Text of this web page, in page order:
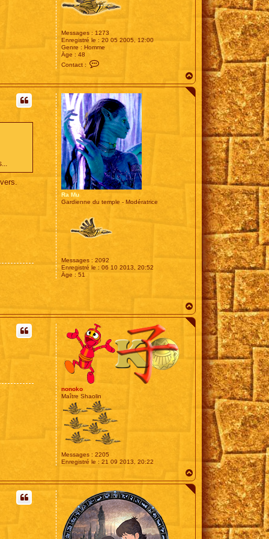
Messages : 1273
Enregistré le : 20 05 2005, 12:00
Genre : Homme
Âge : 48
Contact :
t
c
t
e
r
R
o
u
t
a
r
a
u
Ra Mu
Gardienne du temple - Modératrice
Messages : 2092
Enregistré le : 06 10 2013, 20:52
Âge : 51
a
u
nonoko
Maître Shaolin
Messages : 2205
Enregistré le : 21 09 2013, 20:22
a
u